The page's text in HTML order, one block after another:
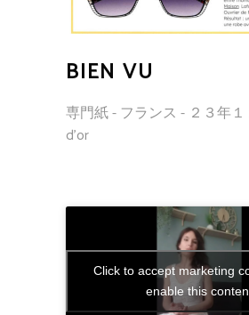
BIEN VU
専門紙 - フランス - ２３年１
d'or
Click to accept marketing
enable this